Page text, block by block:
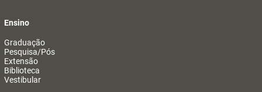
Ensino
Graduação
Pesquisa/Pós
Extensão
Biblioteca
Vestibular